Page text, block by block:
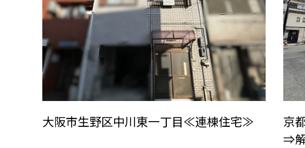
大阪市生野区中川東一丁目≪連棟住宅≫
京
⇒解